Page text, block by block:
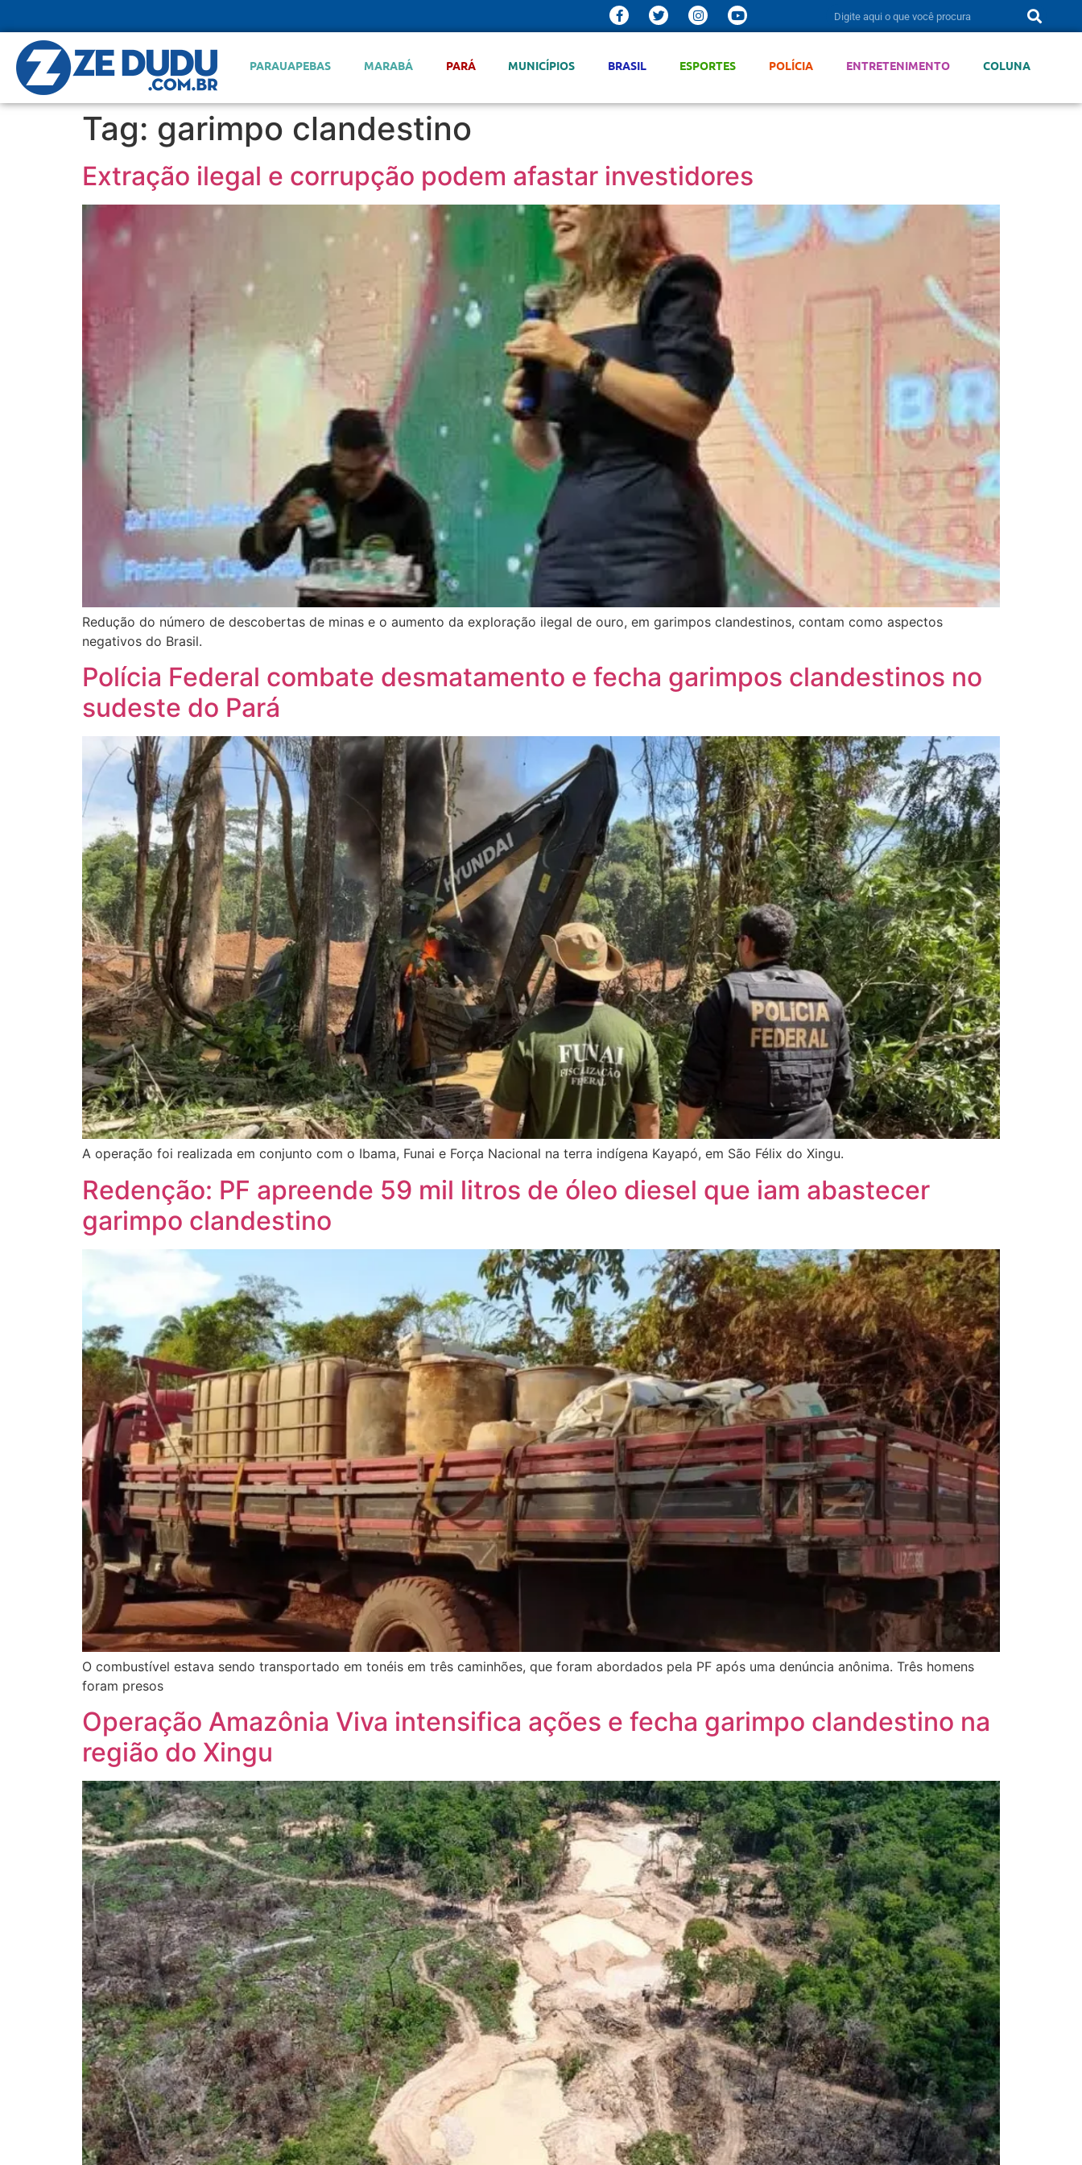
PARAUAPEBAS MARABÁ PARÁ MUNICÍPIOS BRASIL ESPORTES POLÍCIA ENTRETENIMENTO COLUNA
Tag: garimpo clandestino
Extração ilegal e corrupção podem afastar investidores
Redução do número de descobertas de minas e o aumento da exploração ilegal de ouro, em garimpos clandestinos, contam como aspectos
negativos do Brasil.
Polícia Federal combate desmatamento e fecha garimpos clandestinos no
sudeste do Pará
A operação foi realizada em conjunto com o Ibama, Funai e Força Nacional na terra indígena Kayapó, em São Félix do Xingu.
Redenção: PF apreende 59 mil litros de óleo diesel que iam abastecer
garimpo clandestino
O combustível estava sendo transportado em tonéis em três caminhões, que foram abordados pela PF após uma denúncia anônima. Três homens
foram presos
Operação Amazônia Viva intensifica ações e fecha garimpo clandestino na
região do Xingu